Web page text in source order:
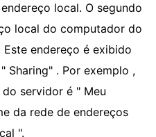
local. O segundo
local do computador do
endereço é exibido
Sharing" . Por exemplo ,
servidor é " Meu
da rede de endereços
".